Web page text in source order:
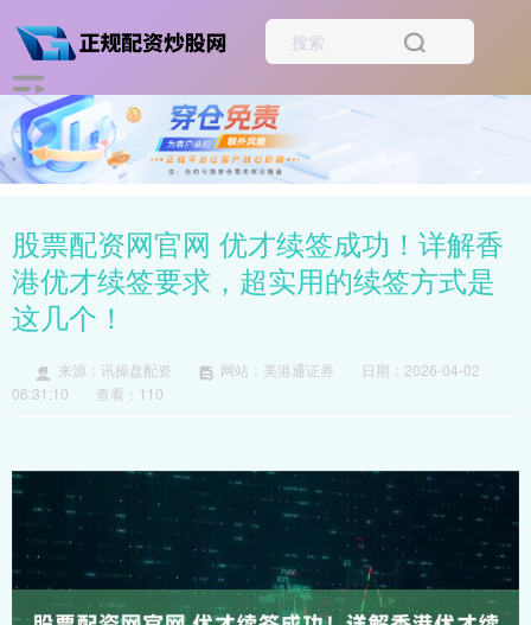
股票配资网官网 优才续签成功！详解香
港优才续签要求，超实用的续签方式是
这几个！
来源：讯操盘配资 网站：美港通证券
日期：2026-04-02
06:31:10
查看：110